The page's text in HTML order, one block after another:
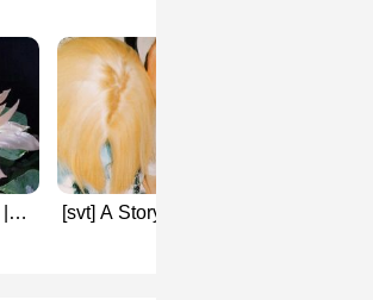
[svt] A Story From